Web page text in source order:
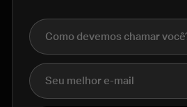
Nome completo
E-mail